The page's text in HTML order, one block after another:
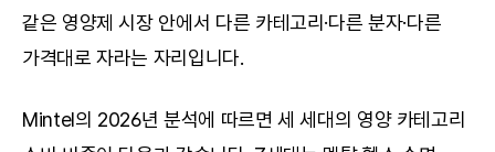
같은 영양제 시장 안에서 다른 카테고리·다른 분자·다른
가격대로 자라는 자리입니다.
Mintel의 2026년 분석에 따르면 세 세대의 영양 카테고리